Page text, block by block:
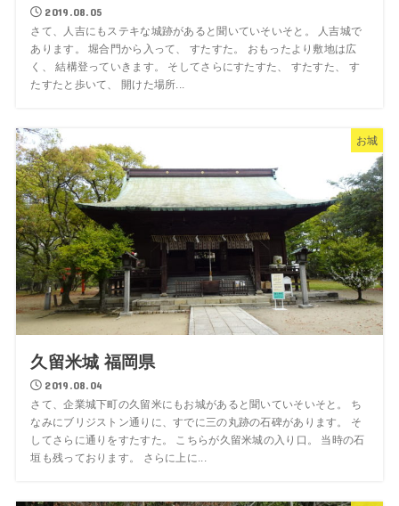
2019.08.05
さて、人吉にもステキな城跡があると聞いていそいそと。 人吉城で
あります。 堀合門から入って、 すたすた。 おもったより敷地は広
く、 結構登っていきます。 そしてさらにすたすた、 すたすた、 す
たすたと歩いて、 開けた場所...
お城
久留米城 福岡県
2019.08.04
さて、企業城下町の久留米にもお城があると聞いていそいそと。 ち
なみにブリジストン通りに、すでに三の丸跡の石碑があります。 そ
してさらに通りをすたすた。 こちらが久留米城の入り口。 当時の石
垣も残っております。 さらに上に...